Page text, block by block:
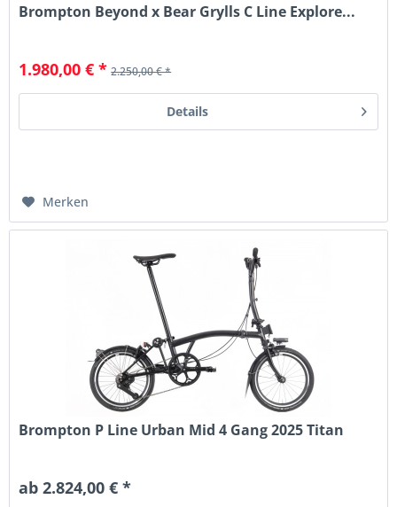
Brompton Beyond x Bear Grylls C Line Explore...
1.980,00 € * 2.250,00 € *
Details
Merken
Brompton P Line Urban Mid 4 Gang 2025 Titan
ab 2.824,00 € *